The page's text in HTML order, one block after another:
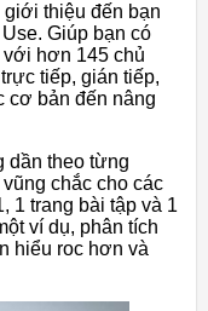
giới thiệu đến bạn
Giúp bạn có
hơn 145 chủ
tiếp, gián tiếp,
cơ bản đến nâng
dần theo từng
chắc cho các
1 trang bài tập và 1
ví dụ, phân tích
hiểu roc hơn và